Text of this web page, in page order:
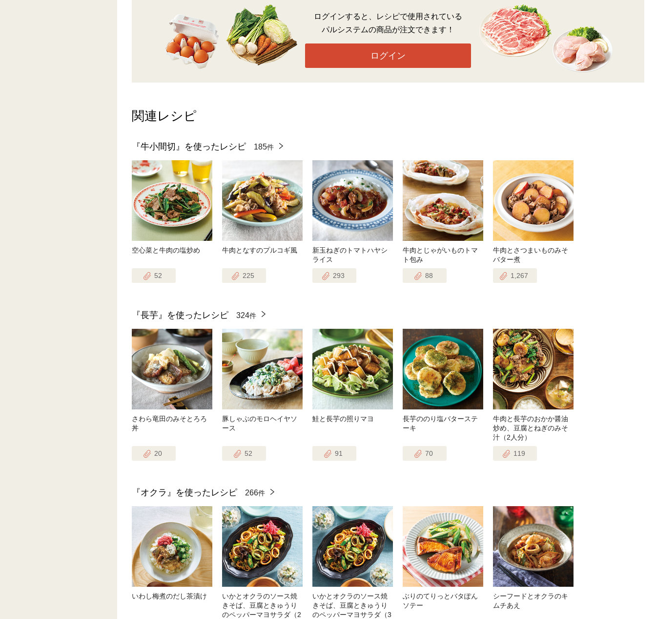
ログインすると、レシピで使用されている
パルシステムの商品が注文できます！
ログイン
関連レシピ
『牛小間切』を使ったレシピ 185件
空心菜と牛肉の塩炒め
52
牛肉となすのプルコギ風
225
新玉ねぎのトマトハヤシ
ライス
293
牛肉とじゃがいものトマ
ト包み
88
牛肉とさつまいものみそ
バター煮
1,267
『長芋』を使ったレシピ 324件
さわら竜田のみそとろろ
丼
20
豚しゃぶのモロヘイヤソ
ース
52
鮭と長芋の照りマヨ
91
長芋ののり塩バターステ
ーキ
70
牛肉と長芋のおかか醤油
炒め、豆腐とねぎのみそ
汁（2人分）
119
『オクラ』を使ったレシピ 266件
いわし梅煮のだし茶漬け
いかとオクラのソース焼
きそば、豆腐ときゅうり
のペッパーマヨサラダ（2
いかとオクラのソース焼
きそば、豆腐ときゅうり
のペッパーマヨサラダ（3
ぶりのてりっとバタぽん
ソテー
シーフードとオクラのキ
ムチあえ